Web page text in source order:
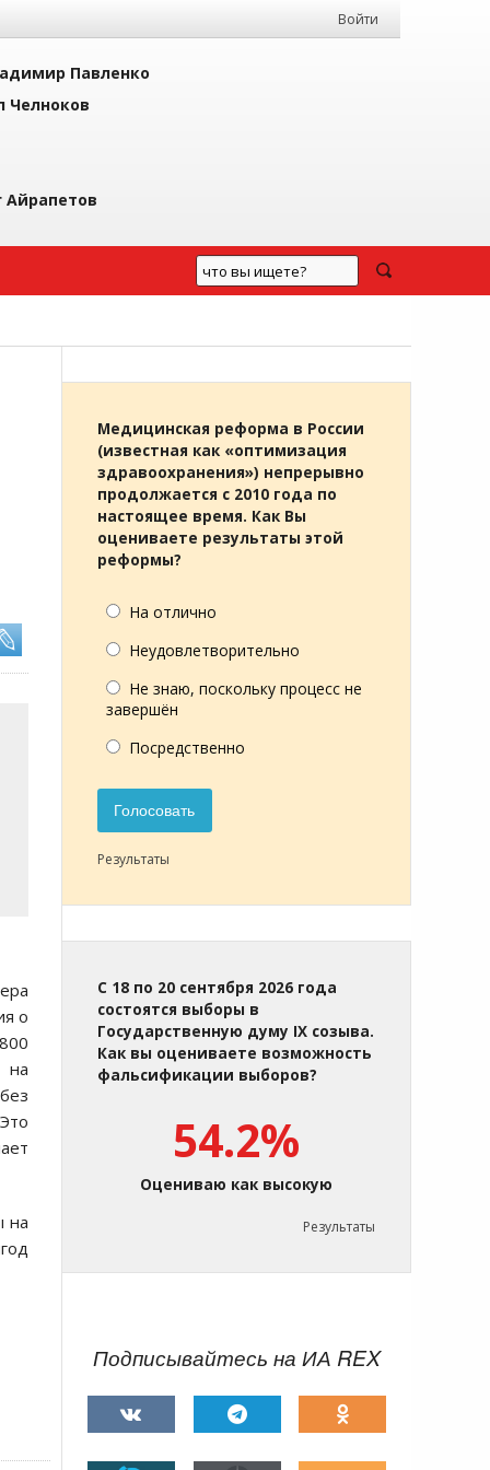
Войти
Павленко
Челноков
Айрапетов
о
на
на
Медицинская реформа в России
(известная как «оптимизация
здравоохранения») непрерывно
продолжается с 2010 года по
настоящее время. Как Вы
оцениваете результаты этой
реформы?
На отлично
Неудовлетворительно
Не знаю, поскольку процесс не
завершён
Посредственно
Голосовать
Результаты
С 18 по 20 сентября 2026 года
состоятся выборы в
Государственную думу IX созыва.
Как вы оцениваете возможность
фальсификации выборов?
54.2%
Оцениваю как высокую
Результаты
Подписывайтесь на ИА REX